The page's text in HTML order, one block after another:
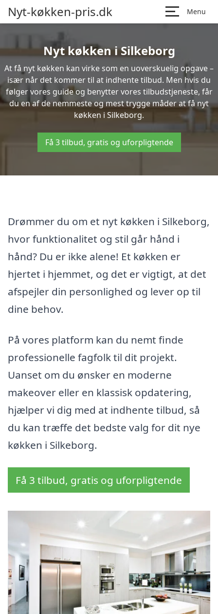
Nyt-køkken-pris.dk Menu
Nyt køkken i Silkeborg
At få nyt køkken kan virke som en uoverskuelig opgave –
især når det kommer til at indhente tilbud. Men hvis du
følger vores guide og benytter vores tilbudstjeneste, får
du en af de nemmeste og mest trygge måder at få nyt
køkken i Silkeborg.
Få 3 tilbud, gratis og uforpligtende
Drømmer du om et nyt køkken i Silkeborg,
hvor funktionalitet og stil går hånd i
hånd? Du er ikke alene! Et køkken er
hjertet i hjemmet, og det er vigtigt, at det
afspejler din personlighed og lever op til
dine behov.
På vores platform kan du nemt finde
professionelle fagfolk til dit projekt.
Uanset om du ønsker en moderne
makeover eller en klassisk opdatering,
hjælper vi dig med at indhente tilbud, så
du kan træffe det bedste valg for dit nye
køkken i Silkeborg.
Få 3 tilbud, gratis og uforpligtende